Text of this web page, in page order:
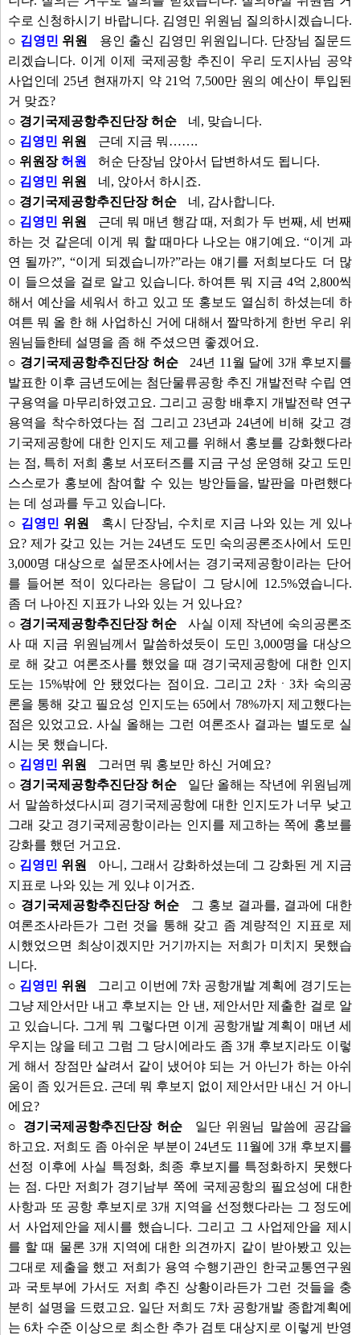
수로 신청하시기 바랍니다. 김영민 위원님 질의하시겠습니다.
○ 김영민 위원
용인 출신 김영민 위원입니다. 단장님 질문드
리겠습니다. 이게 이제 국제공항 추진이 우리 도지사님 공약
사업인데 25년 현재까지 약 21억 7,500만 원의 예산이 투입된
거 맞죠?
○ 경기국제공항추진단장 허순
네, 맞습니다.
○ 김영민 위원
근데 지금 뭐…….
○ 위원장허원
허순 단장님 앉아서 답변하셔도 됩니다.
○ 김영민 위원
네, 앉아서 하시죠.
○ 경기국제공항추진단장 허순
네, 감사합니다.
○ 김영민 위원
근데 뭐 매년 행감 때, 저희가 두 번째, 세 번째
하는 것 같은데 이게 뭐 할 때마다 나오는 얘기예요. “이게 과
연 될까?”, “이게 되겠습니까?”라는 얘기를 저희보다도 더 많
이 들으셨을 걸로 알고 있습니다. 하여튼 뭐 지금 4억 2,800씩
해서 예산을 세워서 하고 있고 또 홍보도 열심히 하셨는데 하
여튼 뭐 올 한 해 사업하신 거에 대해서 짤막하게 한번 우리 위
원님들한테 설명을 좀 해 주셨으면 좋겠어요.
○ 경기국제공항추진단장 허순
24년 11월 달에 3개 후보지를
발표한 이후 금년도에는 첨단물류공항 추진 개발전략 수립 연
구용역을 마무리하였고요. 그리고 공항 배후지 개발전략 연구
용역을 착수하였다는 점 그리고 23년과 24년에 비해 갖고 경
기국제공항에 대한 인지도 제고를 위해서 홍보를 강화했다라
는 점, 특히 저희 홍보 서포터즈를 지금 구성 운영해 갖고 도민
스스로가 홍보에 참여할 수 있는 방안들을, 발판을 마련했다
는 데 성과를 두고 있습니다.
○ 김영민 위원
혹시 단장님, 수치로 지금 나와 있는 게 있나
요? 제가 갖고 있는 거는 24년도 도민 숙의공론조사에서 도민
3,000명 대상으로 설문조사에서는 경기국제공항이라는 단어
를 들어본 적이 있다라는 응답이 그 당시에 12.5%였습니다.
좀 더 나아진 지표가 나와 있는 거 있나요?
○ 경기국제공항추진단장 허순
사실 이제 작년에 숙의공론조
사 때 지금 위원님께서 말씀하셨듯이 도민 3,000명을 대상으
로 해 갖고 여론조사를 했었을 때 경기국제공항에 대한 인지
도는 15%밖에 안 됐었다는 점이요. 그리고 2차ㆍ3차 숙의공
론을 통해 갖고 필요성 인지도는 65에서 78%까지 제고했다는
점은 있었고요. 사실 올해는 그런 여론조사 결과는 별도로 실
시는 못 했습니다.
○ 김영민 위원
그러면 뭐 홍보만 하신 거예요?
○ 경기국제공항추진단장 허순
일단 올해는 작년에 위원님께
서 말씀하셨다시피 경기국제공항에 대한 인지도가 너무 낮고
그래 갖고 경기국제공항이라는 인지를 제고하는 쪽에 홍보를
강화를 했던 거고요.
○ 김영민 위원
아니, 그래서 강화하셨는데 그 강화된 게 지금
지표로 나와 있는 게 있냐 이거죠.
○ 경기국제공항추진단장 허순
그 홍보 결과를, 결과에 대한
여론조사라든가 그런 것을 통해 갖고 좀 계량적인 지표로 제
시했었으면 최상이겠지만 거기까지는 저희가 미치지 못했습
니다.
○ 김영민 위원
그리고 이번에 7차 공항개발 계획에 경기도는
그냥 제안서만 내고 후보지는 안 낸, 제안서만 제출한 걸로 알
고 있습니다. 그게 뭐 그렇다면 이게 공항개발 계획이 매년 세
우지는 않을 테고 그럼 그 당시에라도 좀 3개 후보지라도 이렇
게 해서 장점만 살려서 같이 냈어야 되는 거 아닌가 하는 아쉬
움이 좀 있거든요. 근데 뭐 후보지 없이 제안서만 내신 거 아니
에요?
○ 경기국제공항추진단장 허순
일단 위원님 말씀에 공감을
하고요. 저희도 좀 아쉬운 부분이 24년도 11월에 3개 후보지를
선정 이후에 사실 특정화, 최종 후보지를 특정화하지 못했다
는 점. 다만 저희가 경기남부 쪽에 국제공항의 필요성에 대한
사항과 또 공항 후보지로 3개 지역을 선정했다라는 그 정도에
서 사업제안을 제시를 했습니다. 그리고 그 사업제안을 제시
를 할 때 물론 3개 지역에 대한 의견까지 같이 받아봤고 있는
그대로 제출을 했고 저희가 용역 수행기관인 한국교통연구원
과 국토부에 가서도 저희 추진 상황이라든가 그런 것들을 충
분히 설명을 드렸고요. 일단 저희도 7차 공항개발 종합계획에
는 6차 수준 이상으로 최소한 추가 검토 대상지로 이렇게 반영